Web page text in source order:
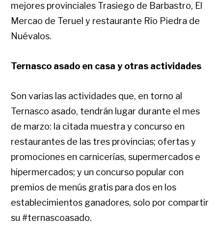
mejores provinciales Trasiego de Barbastro, El
Mercao de Teruel y restaurante Río Piedra de
Nuévalos.
Ternasco asado en casa y otras actividades
Son varias las actividades que, en torno al
Ternasco asado, tendrán lugar durante el mes
de marzo: la citada muestra y concurso en
restaurantes de las tres provincias; ofertas y
promociones en carnicerías, supermercados e
hipermercados; y un concurso popular con
premios de menús gratis para dos en los
establecimientos ganadores, solo por compartir
su #ternascoasado.